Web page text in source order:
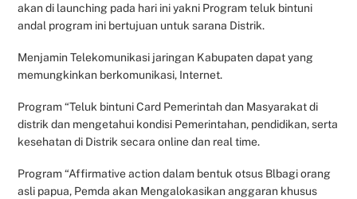
akan di launching pada hari ini yakni Program teluk bintuni
andal program ini bertujuan untuk sarana Distrik.
Menjamin Telekomunikasi jaringan Kabupaten dapat yang
memungkinkan berkomunikasi, Internet.
Program “Teluk bintuni Card Pemerintah dan Masyarakat di
distrik dan mengetahui kondisi Pemerintahan, pendidikan, serta
kesehatan di Distrik secara online dan real time.
Program “Affirmative action dalam bentuk otsus Blbagi orang
asli papua, Pemda akan Mengalokasikan anggaran khusus